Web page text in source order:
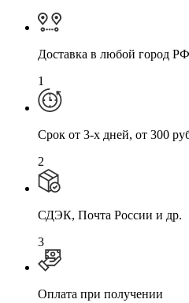
Доставка в любой город РФ
1
Cрок от 3-х дней, от 300
2
СДЭК, Почта России и др.
3
Оплата при получении